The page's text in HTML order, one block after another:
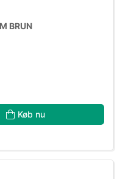
BRUN
Køb nu